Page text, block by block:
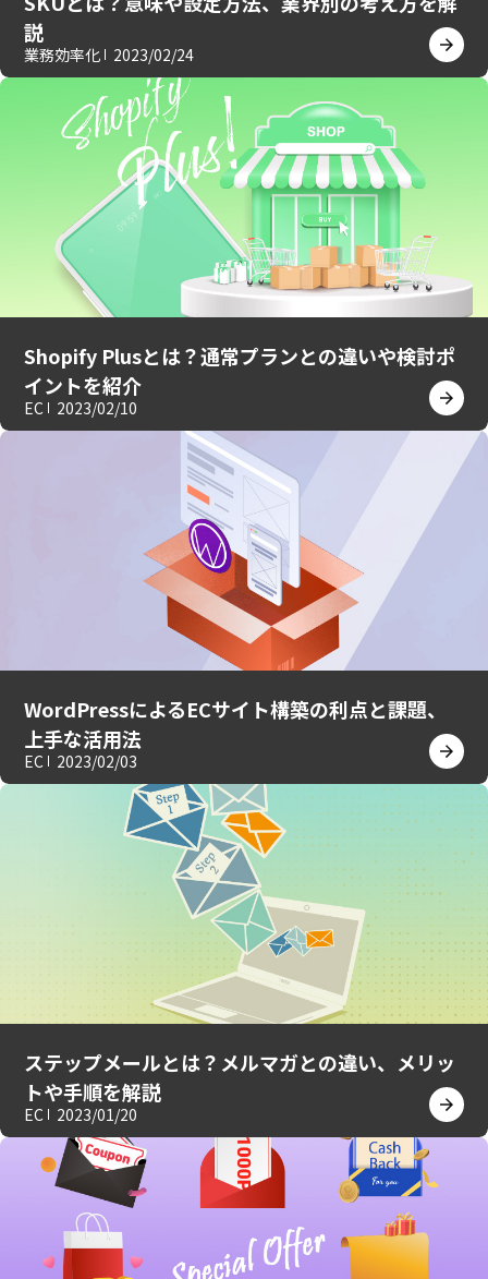
説
業務効率化 2023/02/24
Shopify Plusとは？通常プランとの違いや検討ポ
イントを紹介
EC 2023/02/10
WordPressによるECサイト構築の利点と課題、
上手な活用法
EC 2023/02/03
ステップメールとは？メルマガとの違い、メリッ
トや手順を解説
EC 2023/01/20